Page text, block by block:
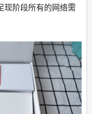
现阶段所有的网络需